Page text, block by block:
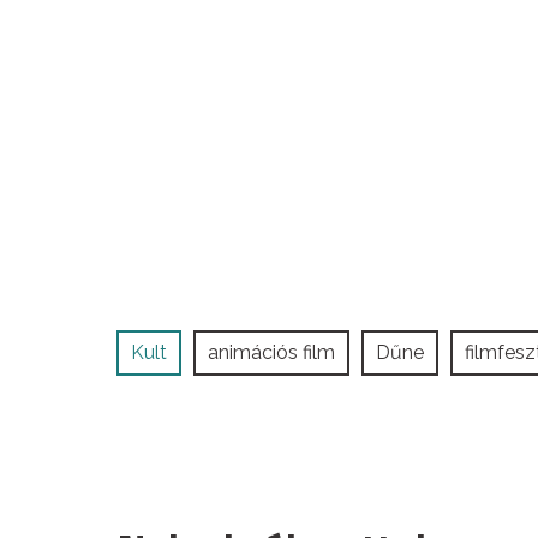
Kult animációs film Dűne